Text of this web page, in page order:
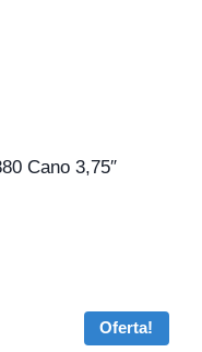
Cano 3,75″
Oferta!